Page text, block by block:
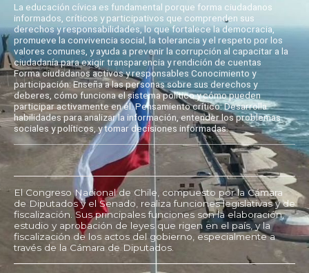
La educación cívica es fundamental porque forma ciudadanos
informados, críticos y participativos que comprenden sus
derechos y responsabilidades, lo que fortalece la democracia,
promueve la convivencia social, la tolerancia y el respeto por los
valores comunes, y ayuda a prevenir la corrupción al capacitar a la
ciudadanía para exigir transparencia y rendición de cuentas
Forma ciudadanos activos y responsables Conocimiento y
participación: Enseña a las personas sobre sus derechos y
deberes, cómo funciona el sistema político y cómo pueden
participar activamente en él. Pensamiento crítico: Desarrolla
habilidades para analizar la información, entender los problemas
sociales y políticos, y tomar decisiones informadas.
El Congreso Nacional de Chile, compuesto por la Cámara
de Diputados y el Senado, realiza funciones legislativas y de
fiscalización. Sus principales funciones son la elaboración,
estudio y aprobación de leyes que rigen en el país, y la
fiscalización de los actos del gobierno, especialmente a
través de la Cámara de Diputados.